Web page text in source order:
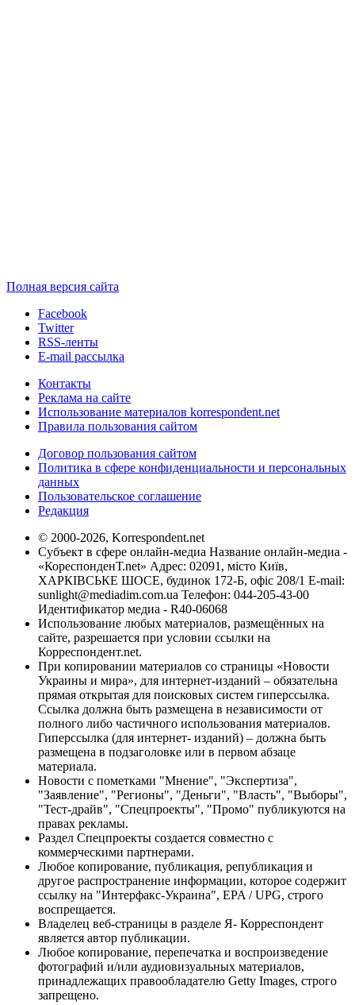
Полная версия сайта
Facebook
Twitter
RSS-ленты
E-mail рассылка
Контакты
Реклама на сайте
Использование материалов korrespondent.net
Правила пользования сайтом
Договор пользования сайтом
Политика в сфере конфиденциальности и персональных
данных
Пользовательское соглашение
Редакция
© 2000-2026, Korrespondent.net
Субъект в сфере онлайн-медиа Название онлайн-медиа -
«КореспонденТ.net» Адрес: 02091, місто Київ,
ХАРКІВСЬКЕ ШОСЕ, будинок 172-Б, офіс 208/1 E-mail:
sunlight@mediadim.com.ua Телефон: 044-205-43-00
Идентификатор медиа - R40-06068
Использование любых материалов, размещённых на
сайте, разрешается при условии ссылки на
Корреспондент.net.
При копировании материалов со страницы «Новости
Украины и мира», для интернет-изданий – обязательна
прямая открытая для поисковых систем гиперссылка.
Ссылка должна быть размещена в независимости от
полного либо частичного использования материалов.
Гиперссылка (для интернет- изданий) – должна быть
размещена в подзаголовке или в первом абзаце
материала.
Новости с пометками "Мнение", "Экспертиза",
"Заявление", "Регионы", "Деньги", "Власть", "Выборы",
"Тест-драйв", "Спецпроекты", "Промо" публикуются на
правах рекламы.
Раздел Спецпроекты создается совместно с
коммерческими партнерами.
Любое копирование, публикация, републикация и
другое распространение информации, которое содержит
ссылку на "Интерфакс-Украина", EPA / UPG, строго
воспрещается.
Владелец веб-страницы в разделе Я- Корреспондент
является автор публикации.
Любое копирование, перепечатка и воспроизведение
фотографий и/или аудиовизуальных материалов,
принадлежащих правообладателю Getty Images, строго
запрещено.